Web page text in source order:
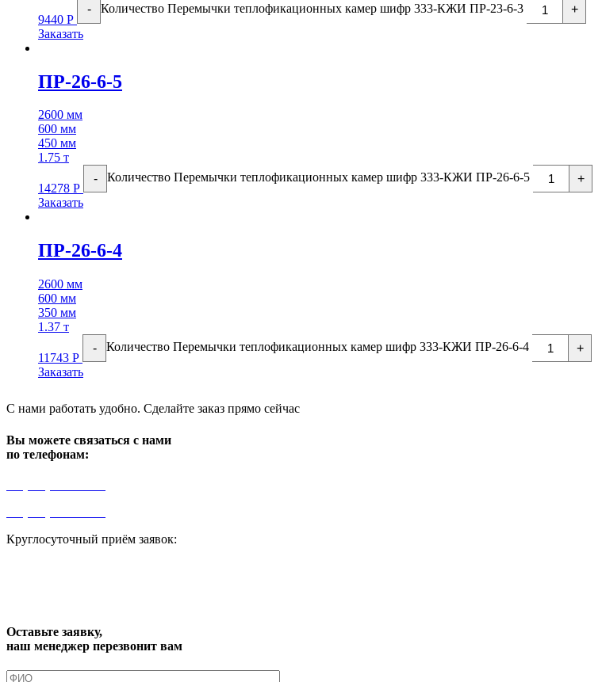
9440 Р
- Количество Перемычки теплофикационных камер шифр 333-КЖИ ПР-23-6-3
+
Заказать
ПР-26-6-5
2600 мм
600 мм
450 мм
1.75 т
14278 Р
- Количество Перемычки теплофикационных камер шифр 333-КЖИ ПР-26-6-5
+
Заказать
ПР-26-6-4
2600 мм
600 мм
350 мм
1.37 т
11743 Р
- Количество Перемычки теплофикационных камер шифр 333-КЖИ ПР-26-6-4
+
Заказать
С нами работать удобно. Сделайте заказ прямо сейчас
Вы можете связаться с нами
по телефонам:
Круглосуточный приём заявок:
Оставьте заявку,
наш менеджер перезвонит вам